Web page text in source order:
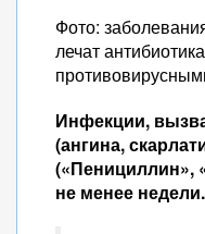
Фото:
лечат
Инфекции,
(ангина,
(«Пенициллин»,
не менее недели.